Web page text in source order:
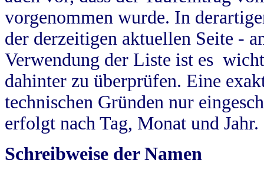
vorgenommen wurde. In
der derzeitigen aktuellen Seite -
Verwendung der Liste ist es
dahinter zu überprüfen. Eine
technischen Gründen nur
erfolgt nach Tag, Monat und Jahr.
Schreibweise der Namen